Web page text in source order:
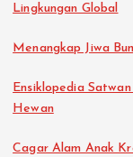
Lingkungan Global
Menangkap Jiwa
Ensiklopedia
Hewan
Cagar Alam Anak